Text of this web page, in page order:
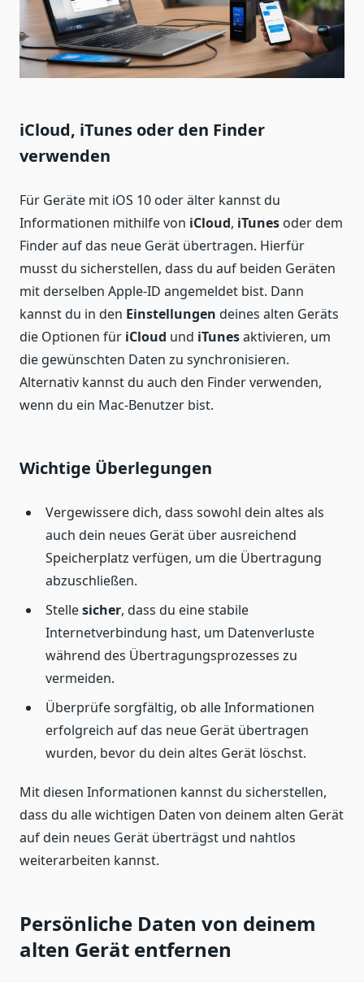
iCloud, iTunes oder den Finder
verwenden
Für Geräte mit iOS 10 oder älter kannst du
Informationen mithilfe von iCloud, iTunes oder dem
Finder auf das neue Gerät übertragen. Hierfür
musst du sicherstellen, dass du auf beiden Geräten
mit derselben Apple-ID angemeldet bist. Dann
kannst du in den Einstellungen deines alten Geräts
die Optionen für iCloud und iTunesaktivieren, um
die gewünschten Daten zu synchronisieren.
Alternativ kannst du auch den Finder verwenden,
wenn du ein Mac-Benutzer bist.
Wichtige Überlegungen
Vergewissere dich, dass sowohl dein altes als
auch dein neues Gerät über ausreichend
Speicherplatz verfügen, um die Übertragung
abzuschließen.
Stellesicher, dass du eine stabile
Internetverbindung hast, um Datenverluste
während des Übertragungsprozesses zu
vermeiden.
Überprüfe sorgfältig, ob alle Informationen
erfolgreich auf das neue Gerät übertragen
wurden, bevor du dein altes Gerät löschst.
Mit diesen Informationen kannst du sicherstellen,
dass du alle wichtigen Daten von deinem alten Gerät
auf dein neues Gerät überträgst und nahtlos
weiterarbeiten kannst.
Persönliche Daten von deinem
alten Gerät entfernen